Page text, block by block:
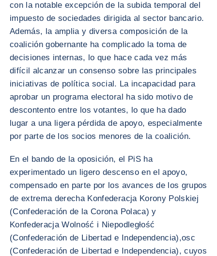
con la notable excepción de la subida temporal del
impuesto de sociedades dirigida al sector bancario.
Además, la amplia y diversa composición de la
coalición gobernante ha complicado la toma de
decisiones internas, lo que hace cada vez más
difícil alcanzar un consenso sobre las principales
iniciativas de política social. La incapacidad para
aprobar un programa electoral ha sido motivo de
descontento entre los votantes, lo que ha dado
lugar a una ligera pérdida de apoyo, especialmente
por parte de los socios menores de la coalición.
En el bando de la oposición, el PiS ha
experimentado un ligero descenso en el apoyo,
compensado en parte por los avances de los grupos
de extrema derecha Konfederacja Korony Polskiej
(Confederación de la Corona Polaca) y
Konfederacja Wolność i Niepodległość
(Confederación de Libertad e Independencia),osc
(Confederación de Libertad e Independencia), cuyos